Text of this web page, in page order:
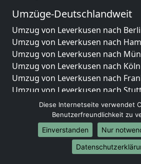
Umzüge-Deutschlandweit
Umzug von Leverkusen nach
Umzug von Leverkusen nach
Umzug von Leverkusen nach
Umzug von Leverkusen nach Köln
Umzug von Leverkusen nach
Umzug von Leverkusen nach
Umzug von Leverkusen nach
Umzug von Leverkusen nach
Umzug von Leverkusen nach
Umzug von Leverkusen nach
Umzug von Leverkusen nach
Diese Internetseite verwendet
Benutzerfreundlichkeit zu
Einverstanden
Nur